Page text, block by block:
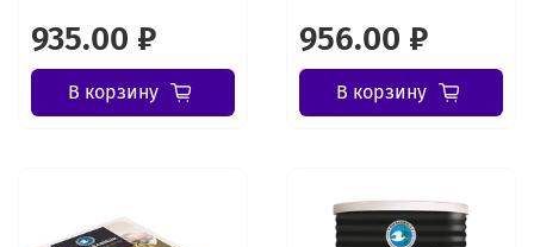
935.00 ₽
В корзину
956.00 ₽
В корзину